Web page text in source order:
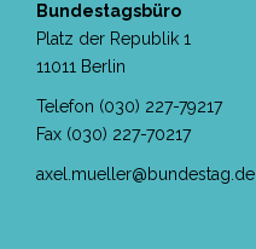
Bundestagsbüro
Platz der Republik 1
11011 Berlin
Telefon (030) 227-79217
Fax (030) 227-70217
axel.mueller@bundestag.de